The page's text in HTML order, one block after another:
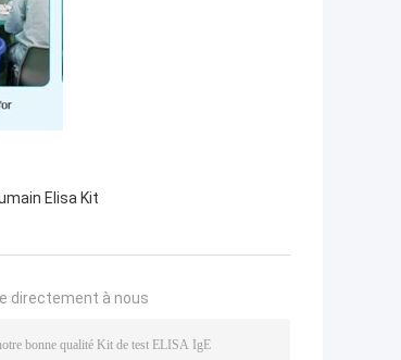
Elisa Kit
directement à nous